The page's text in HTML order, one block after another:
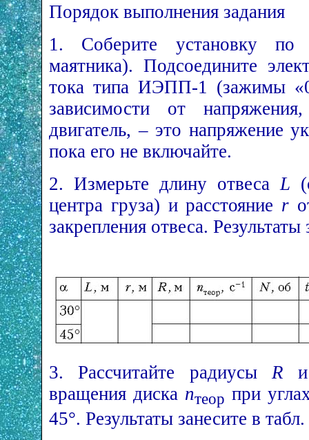
Порядок выполнения задания
1. Соберите установку по
маятника). Подсоедините
тока типа ИЭПП-1 (зажимы
зависимости от
двигатель, – это напряжение
пока его не включайте.
2. Измерьте длину отвеса L
центра груза) и расстояние r
закрепления отвеса. Результаты
3. Рассчитайте радиусы R и
вращения диска nтеор при
45°. Результаты занесите в